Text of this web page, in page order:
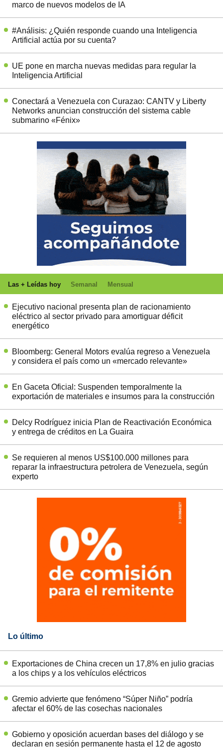
marco de nuevos modelos de IA
#Análisis: ¿Quién responde cuando una Inteligencia
Artificial actúa por su cuenta?
UE pone en marcha nuevas medidas para regular la
Inteligencia Artificial
Conectará a Venezuela con Curazao: CANTV y Liberty
Networks anuncian construcción del sistema cable
submarino «Fénix»
Las + Leídas hoy Semanal Mensual
Ejecutivo nacional presenta plan de racionamiento
eléctrico al sector privado para amortiguar déficit
energético
Bloomberg: General Motors evalúa regreso a Venezuela
y considera el país como un «mercado relevante»
En Gaceta Oficial: Suspenden temporalmente la
exportación de materiales e insumos para la construcción
Delcy Rodríguez inicia Plan de Reactivación Económica
y entrega de créditos en La Guaira
Se requieren al menos US$100.000 millones para
reparar la infraestructura petrolera de Venezuela, según
experto
Lo último
Exportaciones de China crecen un 17,8% en julio gracias
a los chips y a los vehículos eléctricos
Gremio advierte que fenómeno “Súper Niño” podría
afectar el 60% de las cosechas nacionales
Gobierno y oposición acuerdan bases del diálogo y se
declaran en sesión permanente hasta el 12 de agosto